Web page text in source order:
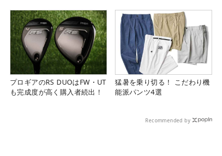
プロギアのRS DUOはFW・UT
も完成度が高く購入者続出！
猛暑を乗り切る！ こだわり機
能派パンツ4選
Recommended by